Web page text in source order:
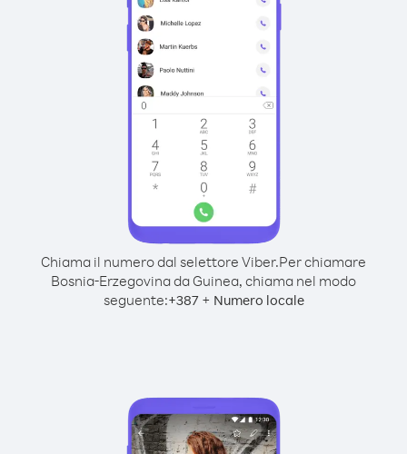
Chiama il numero dal selettore Viber.Per chiamare
Bosnia-Erzegovina da Guinea, chiama nel modo
seguente:+387+ Numero locale